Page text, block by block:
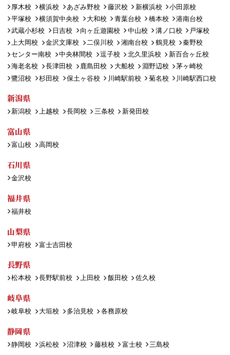
厚木校 横浜校 あざみ野校 藤沢校 新横浜校
小田原校
平塚校
横須賀中央校 大和校 青葉台校 橋本校
港南台校
武蔵小杉校
日吉校 向ヶ丘遊園校 中山校 溝ノ口校
戸塚校
上大岡校
金沢文庫校 二俣川校 湘南台校 鶴見校
秦野校
センター南校
中央林間校 逗子校 北久里浜校
新百合ヶ丘校
海老名校
長津田校 鹿島田校 大船校 淵野辺校
茅ヶ崎校
鷺沼校
杉田校 保土ヶ谷校 川崎駅前校 菊名校 川崎駅西口校
新潟県
新潟校 上越校 長岡校 三条校 新発田校
富山県
富山校 高岡校
石川県
金沢校
福井県
福井校
山梨県
甲府校 富士吉田校
長野県
松本校 長野駅前校 上田校 飯田校 佐久校
岐阜県
岐阜校 大垣校 多治見校 各務原校
静岡県
静岡校 浜松校 沼津校 藤枝校 富士校 三島校